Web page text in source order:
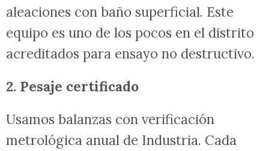
aleaciones con baño superficial. Este
equipo es uno de los pocos en el distrito
acreditados para ensayo no destructivo.
2. Pesaje certificado
Usamos balanzas con verificación
metrológica anual de Industria. Cada